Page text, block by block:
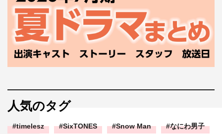
人気のタグ
timelesz SixTONES Snow Man なにわ男子